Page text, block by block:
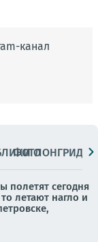
канал
ФОТОЛОНГРИДЫ
полетят сегодня
летают нагло и